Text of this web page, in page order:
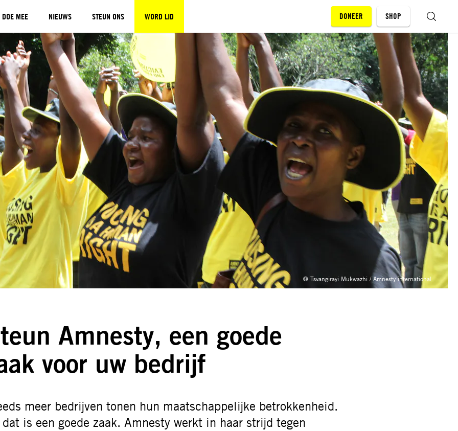
DOE MEE NIEUWS STEUN ONS WORD LID DONEER SHOP
© Tsvangirayi Mukwazhi / Amnesty international
Amnesty, een goede
voor uw bedrijf
meer bedrijven tonen hun maatschappelijke betrokkenheid.
dat is een goede zaak. Amnesty werkt in haar strijd tegen